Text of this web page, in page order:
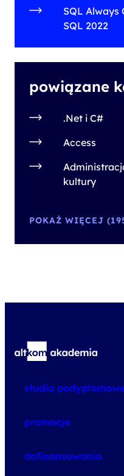
SQL Always
SQL 2022
powiązane
.Net i C#
Access
kultury
POKAŻ WIĘCEJ
studia
promocje
dofinansowania